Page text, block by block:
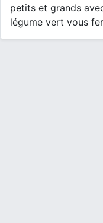
petits et grands
légume vert vous